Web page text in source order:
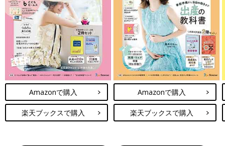
Amazonで購入
楽天ブックスで購入
Amazonで購入
楽天ブックスで購入